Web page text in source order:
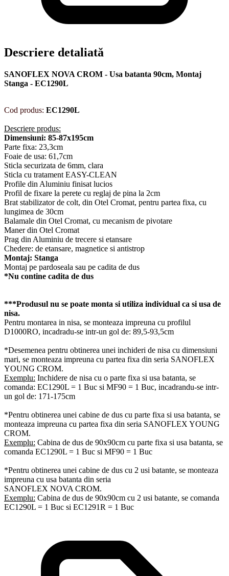
Descriere detaliată
SANOFLEX NOVA CROM - Usa batanta 90cm, Montaj
Stanga - EC1290L
Cod produs: EC1290L
Descriere produs:
Dimensiuni: 85-87x195cm
Parte fixa: 23,3cm
Foaie de usa: 61,7cm
Sticla securizata de 6mm, clara
Sticla cu tratament EASY-CLEAN
Profile din Aluminiu finisat lucios
Profil de fixare la perete cu reglaj de pina la 2cm
Brat stabilizator de colt, din Otel Cromat, pentru partea fixa, cu
lungimea de 30cm
Balamale din Otel Cromat, cu mecanism de pivotare
Maner din Otel Cromat
Prag din Aluminiu de trecere si etansare
Chedere: de etansare, magnetice si antistrop
Montaj: Stanga
Montaj pe pardoseala sau pe cadita de dus
*Nu contine cadita de dus
***Produsul nu se poate monta si utiliza individual ca si usa de
nisa.
Pentru montarea in nisa, se monteaza impreuna cu profilul
D1000RO, incadradu-se intr-un gol de: 89,5-93,5cm
*Desemenea pentru obtinerea unei inchideri de nisa cu dimensiuni
mari, se monteaza impreuna cu partea fixa din seria SANOFLEX
YOUNG CROM.
Exemplu: Inchidere de nisa cu o parte fixa si usa batanta, se
comanda: EC1290L = 1 Buc si MF90 = 1 Buc, incadrandu-se intr-
un gol de: 171-175cm
*Pentru obtinerea unei cabine de dus cu parte fixa si usa batanta, se
monteaza impreuna cu partea fixa din seria SANOFLEX YOUNG
CROM.
Exemplu: Cabina de dus de 90x90cm cu parte fixa si usa batanta, se
comanda EC1290L = 1 Buc si MF90 = 1 Buc
*Pentru obtinerea unei cabine de dus cu 2 usi batante, se monteaza
impreuna cu usa batanta din seria
SANOFLEX NOVA CROM.
Exemplu: Cabina de dus de 90x90cm cu 2 usi batante, se comanda
EC1290L = 1 Buc si EC1291R = 1 Buc